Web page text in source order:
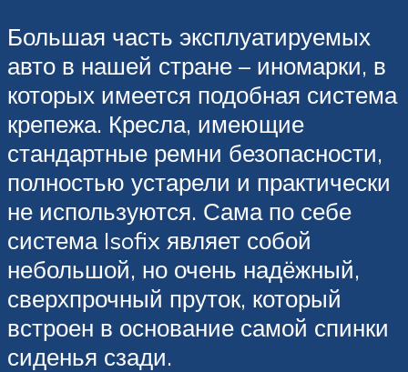
Большая часть эксплуатируемых
авто в нашей стране – иномарки, в
которых имеется подобная система
крепежа. Кресла, имеющие
стандартные ремни безопасности,
полностью устарели и практически
не используются. Сама по себе
система Isofix являет собой
небольшой, но очень надёжный,
сверхпрочный пруток, который
встроен в основание самой спинки
сиденья сзади.